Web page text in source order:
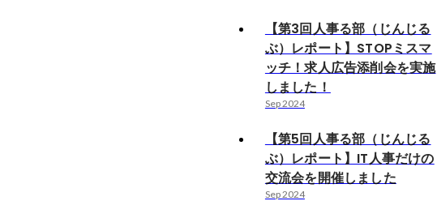
【第3回人事る部（じんじる
ぶ）レポート】STOPミスマ
ッチ！求人広告添削会を実施
しました！
Sep 2024
【第5回人事る部（じんじる
ぶ）レポート】IT人事だけの
交流会を開催しました
Sep 2024